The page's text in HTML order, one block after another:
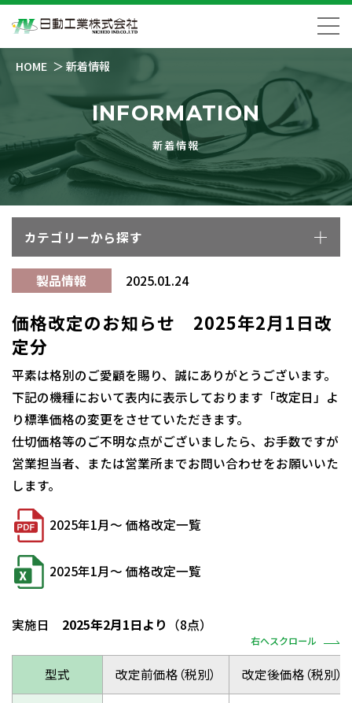
HOME 新着情報
INFORMATION
新着情報
カテゴリーから探す
製品情報 2025.01.24
価格改定のお知らせ 2025年2月1日改
定分
平素は格別のご愛顧を賜り、誠にありがとうございます。
下記の機種において表内に表示しております「改定日」よ
り標準価格の変更をさせていただきます。
仕切価格等のご不明な点がございましたら、お手数ですが
営業担当者、または営業所までお問い合わせをお願いいた
します。
2025年1月～ 価格改定一覧
2025年1月～ 価格改定一覧
実施日 2025年2月1日より （8点）
右へスクロール
型式 改定前価格（税別） 改定後価格（税別）